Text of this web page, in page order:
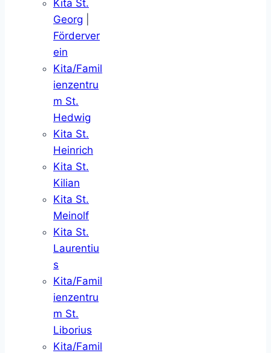
Kita St.
Georg
Förderver
ein
Kita/Famil
ienzentru
m St.
Hedwig
Kita St.
Heinrich
Kita St.
Kilian
Kita St.
Meinolf
Kita St.
Laurentiu
s
Kita/Famil
ienzentru
m St.
Liborius
Kita/Famil